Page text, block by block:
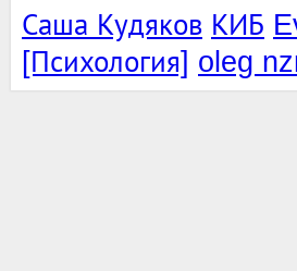
Саша Кудяков КИБ
[Психология] oleg